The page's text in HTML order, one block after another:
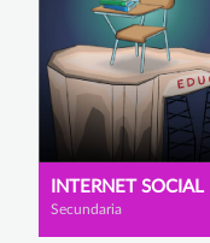
INTERNET SOCIAL
Secundaria